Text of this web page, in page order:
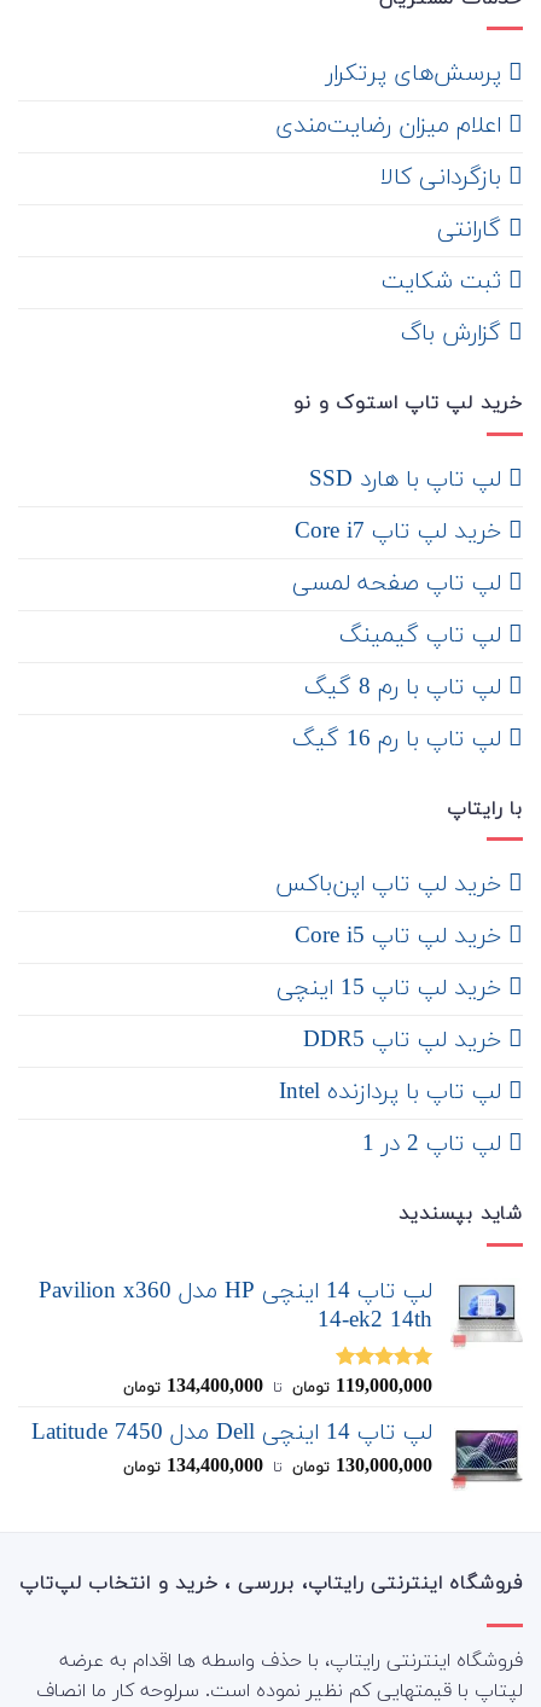
‌ پرسش‌های پرتکرار
اعلام میزان رضایت‌مندی
‌ بازگردانی کالا
گارانتی
ثبت شکایت
‌ گزارش باگ
خرید لپ تاپ استوک و نو
لپ تاپ با هارد SSD
خرید لپ تاپ Core i7
لپ تاپ صفحه لمسی
لپ تاپ گیمینگ
لپ تاپ با رم 8 گیگ
لپ تاپ با رم 16 گیگ
با رایتاپ
‌ خرید لپ تاپ اپن‌باکس
خرید لپ تاپ Core i5
‌‌ خرید لپ تاپ 15 اینچی
خرید لپ تاپ DDR5
لپ تاپ با پردازنده Intel
لپ تاپ 2 در 1
شاید بپسندید
لپ تاپ 14 اینچی HP مدل Pavilion x360
14-ek2 14th
نمره5.00
119,000,000 تومان ‌ تا ‌ 134,400,000 تومان
لپ تاپ 14 اینچی Dell مدل Latitude 7450
130,000,000 تومان ‌ تا ‌ 134,400,000 تومان
فروشگاه اینترنتی رایتاپ، بررسی ، خرید و انتخاب لپ‌تاپ
فروشگاه اینترنتی رایتاپ، با حذف واسطه ها اقدام به عرضه
لپتاپ با قیمتهایی کم نظیر نموده است. سرلوحه کار ما انصاف